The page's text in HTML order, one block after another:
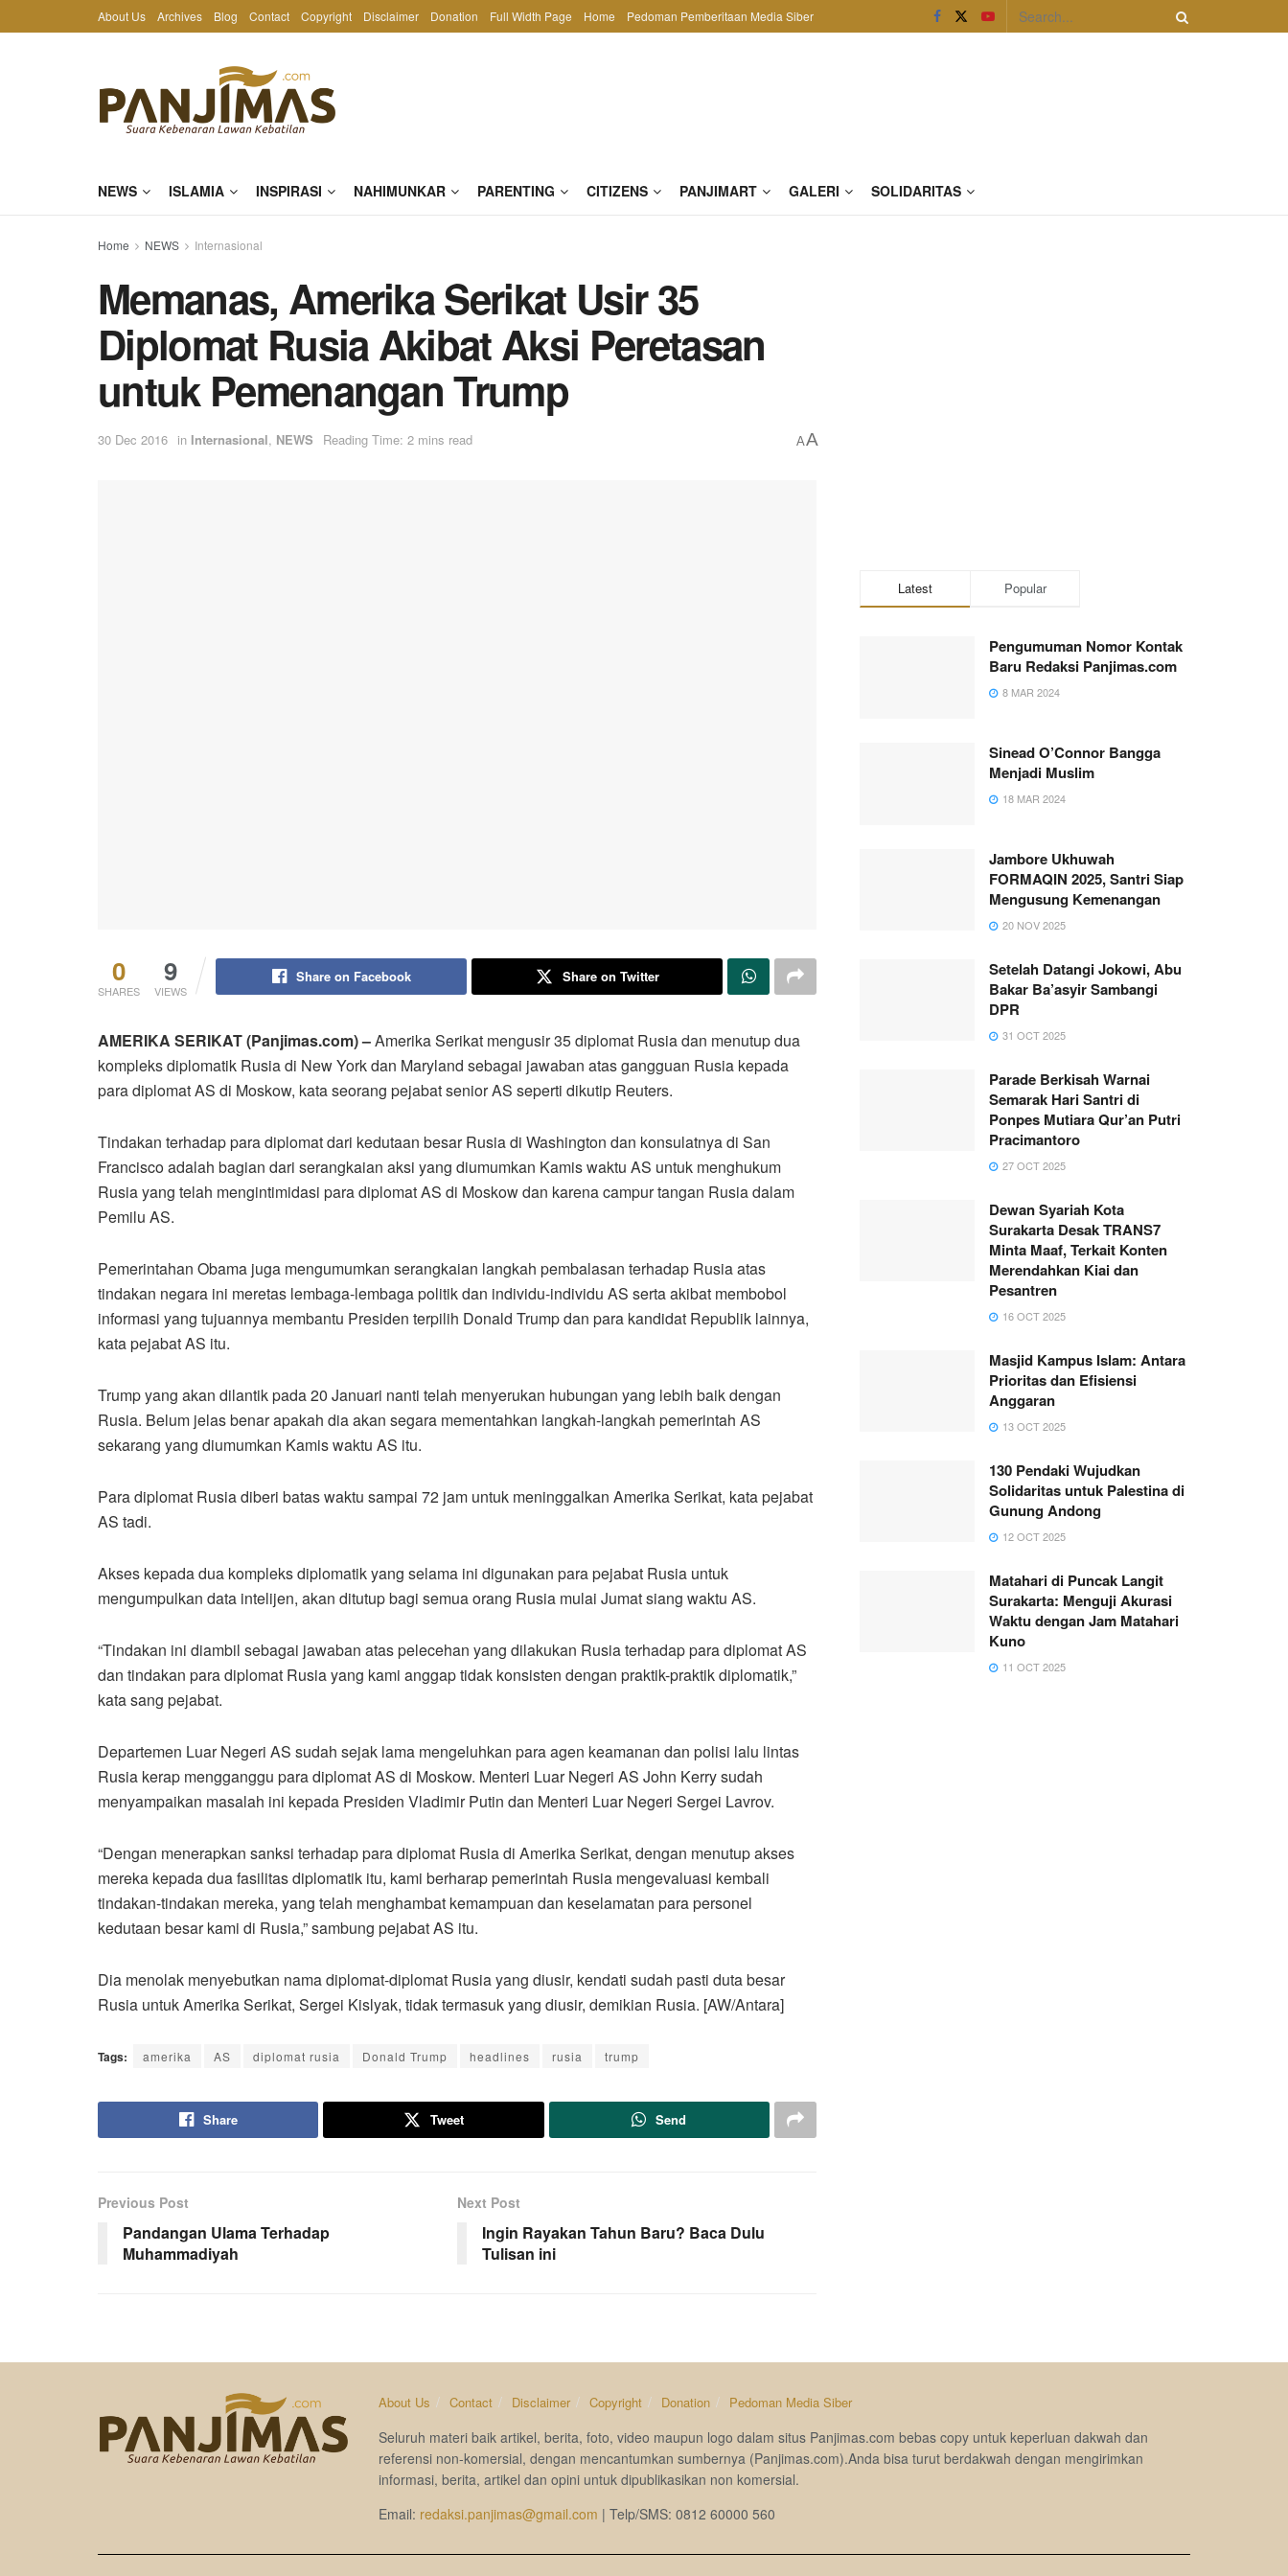
About Us Archives Blog Contact Copyright Disclaimer Donation Full Width Page Home Pedoman Pemberitaan Media Siber
NEWS ISLAMIA INSPIRASI NAHIMUNKAR PARENTING CITIZENS PANJIMART GALERI SOLIDARITAS
Home NEWS Internasional
Memanas, Amerika Serikat Usir 35
Diplomat Rusia Akibat Aksi Peretasan
untuk Pemenangan Trump
30 Dec 2016 in Internasional, NEWS Reading Time: 2 mins read AA
0
SHARES
9
VIEWS
Share on Facebook Share on Twitter
AMERIKA SERIKAT (Panjimas.com) –Amerika Serikat mengusir 35 diplomat Rusia dan menutup dua
kompleks diplomatik Rusia di New York dan Maryland sebagai jawaban atas gangguan Rusia kepada
para diplomat AS di Moskow, kata seorang pejabat senior AS seperti dikutip Reuters.
Tindakan terhadap para diplomat dari kedutaan besar Rusia di Washington dan konsulatnya di San
Francisco adalah bagian dari serangkaian aksi yang diumumkan Kamis waktu AS untuk menghukum
Rusia yang telah mengintimidasi para diplomat AS di Moskow dan karena campur tangan Rusia dalam
Pemilu AS.
Pemerintahan Obama juga mengumumkan serangkaian langkah pembalasan terhadap Rusia atas
tindakan negara ini meretas lembaga-lembaga politik dan individu-individu AS serta akibat membobol
informasi yang tujuannya membantu Presiden terpilih Donald Trump dan para kandidat Republik lainnya,
kata pejabat AS itu.
Trump yang akan dilantik pada 20 Januari nanti telah menyerukan hubungan yang lebih baik dengan
Rusia. Belum jelas benar apakah dia akan segara mementahkan langkah-langkah pemerintah AS
sekarang yang diumumkan Kamis waktu AS itu.
Para diplomat Rusia diberi batas waktu sampai 72 jam untuk meninggalkan Amerika Serikat, kata pejabat
AS tadi.
Akses kepada dua kompleks diplomatik yang selama ini digunakan para pejabat Rusia untuk
mengumpulkan data intelijen, akan ditutup bagi semua orang Rusia mulai Jumat siang waktu AS.
“Tindakan ini diambil sebagai jawaban atas pelecehan yang dilakukan Rusia terhadap para diplomat AS
dan tindakan para diplomat Rusia yang kami anggap tidak konsisten dengan praktik-praktik diplomatik,”
kata sang pejabat.
Departemen Luar Negeri AS sudah sejak lama mengeluhkan para agen keamanan dan polisi lalu lintas
Rusia kerap mengganggu para diplomat AS di Moskow. Menteri Luar Negeri AS John Kerry sudah
menyampaikan masalah ini kepada Presiden Vladimir Putin dan Menteri Luar Negeri Sergei Lavrov.
“Dengan menerapkan sanksi terhadap para diplomat Rusia di Amerika Serikat, dengan menutup akses
mereka kepada dua fasilitas diplomatik itu, kami berharap pemerintah Rusia mengevaluasi kembali
tindakan-tindakan mereka, yang telah menghambat kemampuan dan keselamatan para personel
kedutaan besar kami di Rusia,” sambung pejabat AS itu.
Dia menolak menyebutkan nama diplomat-diplomat Rusia yang diusir, kendati sudah pasti duta besar
Rusia untuk Amerika Serikat, Sergei Kislyak, tidak termasuk yang diusir, demikian Rusia. [AW/Antara]
Tags: amerika AS diplomat rusia Donald Trump headlines rusia trump
Share Tweet Send
Previous Post
Pandangan Ulama Terhadap
Muhammadiyah
Next Post
Ingin Rayakan Tahun Baru? Baca Dulu
Tulisan ini
Latest Popular
Pengumuman Nomor Kontak
Baru Redaksi Panjimas.com
8 MAR 2024
Sinead O’Connor Bangga
Menjadi Muslim
18 MAR 2024
Jambore Ukhuwah
FORMAQIN 2025, Santri Siap
Mengusung Kemenangan
20 NOV 2025
Setelah Datangi Jokowi, Abu
Bakar Ba’asyir Sambangi
DPR
31 OCT 2025
Parade Berkisah Warnai
Semarak Hari Santri di
Ponpes Mutiara Qur’an Putri
Pracimantoro
27 OCT 2025
Dewan Syariah Kota
Surakarta Desak TRANS7
Minta Maaf, Terkait Konten
Merendahkan Kiai dan
Pesantren
16 OCT 2025
Masjid Kampus Islam: Antara
Prioritas dan Efisiensi
Anggaran
13 OCT 2025
130 Pendaki Wujudkan
Solidaritas untuk Palestina di
Gunung Andong
12 OCT 2025
Matahari di Puncak Langit
Surakarta: Menguji Akurasi
Waktu dengan Jam Matahari
Kuno
11 OCT 2025
About Us Contact Disclaimer Copyright Donation Pedoman Media Siber
Seluruh materi baik artikel, berita, foto, video maupun logo dalam situs Panjimas.com bebas copy untuk keperluan dakwah dan
referensi non-komersial, dengan mencantumkan sumbernya (Panjimas.com).Anda bisa turut berdakwah dengan mengirimkan
informasi, berita, artikel dan opini untuk dipublikasikan non komersial.
Email: redaksi.panjimas@gmail.com | Telp/SMS: 0812 60000 560